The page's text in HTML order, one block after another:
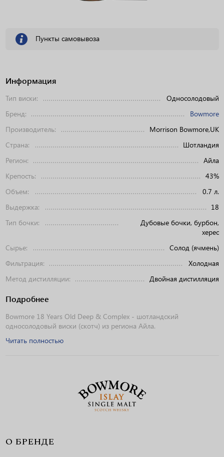
Информация
Тип виски:
Односолодовый
Бренд:
Bowmore
Производитель:
Morrison Bowmore,UK
Страна:
Шотландия
Регион:
Айла
Крепость:
43%
Объем:
0.7 л.
Выдержка:
18
Тип бочки:
Дубовые бочки, бурбон,
херес
Сырье:
Солод (ячмень)
Фильтрация:
Холодная
Метод дистилляции:
Двойная дистилляция
Подробнее
Bowmore 18 Years Old Deep & Complex - шотландский
односолодовый виски (скотч) из региона Айла.
Читать полностью
Пункты самовывоза
О БРЕНДЕ